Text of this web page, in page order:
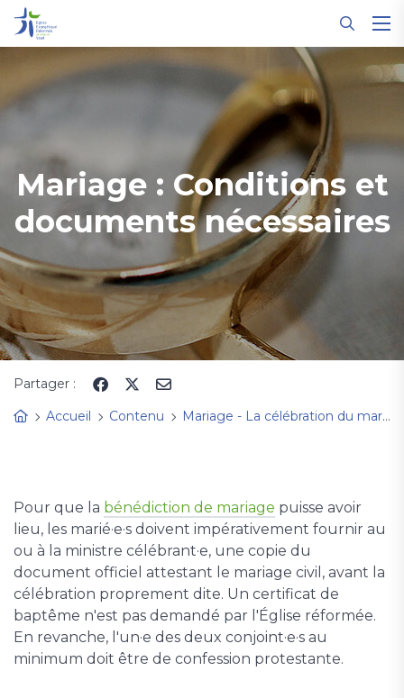
Mariage : Conditions et
documents nécessaires
Partager :
Accueil
Contenu Mariage - La célébration du mariage à l'église
Pour que la bénédiction de mariage puisse avoir
lieu, les marié·e·s doivent impérativement fournir au
ou à la ministre célébrant·e, une copie du
document officiel attestant le mariage civil, avant la
célébration proprement dite. Un certificat de
baptême n'est pas demandé par l'Église réformée.
En revanche, l'un·e des deux conjoint·e·s au
minimum doit être de confession protestante.
Panneau de gestion des cookies